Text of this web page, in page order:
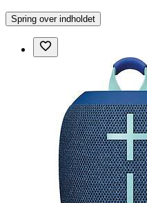
Spring over indholdet